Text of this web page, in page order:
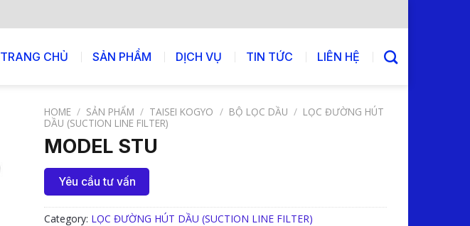
TRANG CHỦ SẢN PHẨM DỊCH VỤ TIN TỨC LIÊN HỆ
HOME / SẢN PHẨM / TAISEI KOGYO / BỘ LỌC DẦU / LỌC ĐƯỜNG HÚT
DẦU (SUCTION LINE FILTER)
MODEL STU
Yêu cầu tư vấn
Category: LỌC ĐƯỜNG HÚT DẦU (SUCTION LINE FILTER)